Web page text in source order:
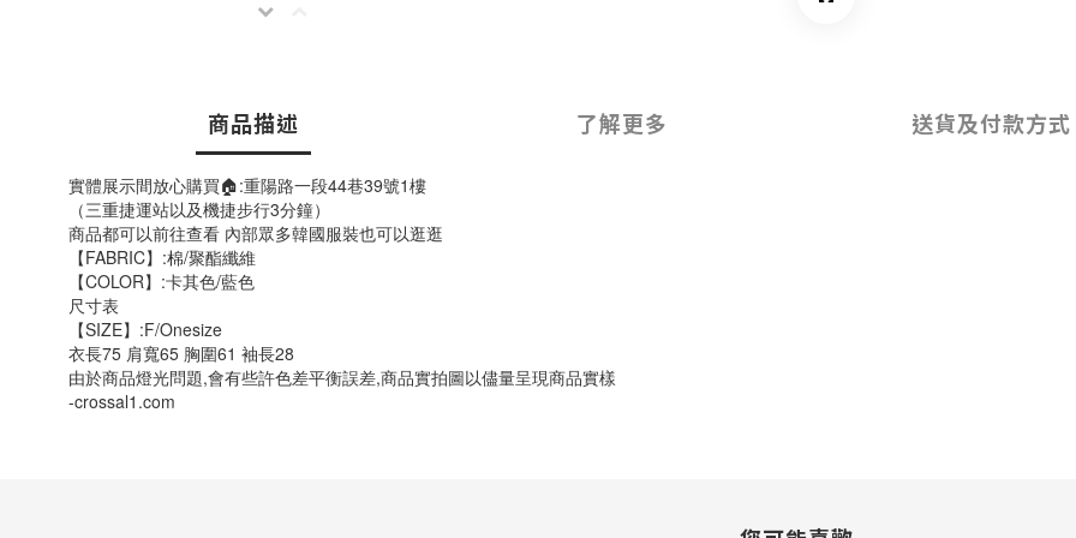
商品描述 了解更多 送貨及付款方式
實體展示間放心購買🏠:重陽路一段44巷39號1樓
（三重捷運站以及機捷步行3分鐘）
商品都可以前往查看 內部眾多韓國服裝也可以逛逛
【FABRIC】:棉/聚酯纖維
【COLOR】:卡其色/藍色
尺寸表
【SIZE】:F/Onesize
衣長75 肩寬65 胸圍61 袖長28
由於商品燈光問題,會有些許色差平衡誤差,商品實拍圖以儘量呈現商品實樣
-crossal1.com